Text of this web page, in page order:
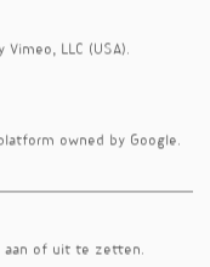
6
LLC (USA).
owned by Google.
aan of uit te zetten.